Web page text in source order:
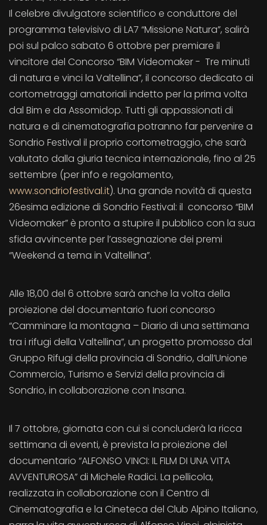
Il celebre divulgatore scientifico e conduttore del
programma televisivo di LA7 “Missione Natura”, salirà
poi sul palco sabato 6 ottobre per premiare il
vincitore del Concorso “BIM Videomaker - Tre minuti
di natura e vinci la Valtellina”, il concorso dedicato ai
cortometraggi amatoriali indetto per la prima volta
dal Bim e da Assomidop. Tutti gli appassionati di
natura e di cinematografia potranno far pervenire a
Sondrio Festival il proprio cortometraggio, che sarà
valutato dalla giuria tecnica internazionale, fino al 25
settembre (per info e regolamento,
www.sondriofestival.it). Una grande novità di questa
26esima edizione di Sondrio Festival: il concorso “BIM
Videomaker” è pronto a stupire il pubblico con la sua
sfida avvincente per l’assegnazione dei premi
“Weekend a tema in Valtellina”.
Alle 18,00 del 6 ottobre sarà anche la volta della
proiezione del documentario fuori concorso
“Camminare la montagna – Diario di una settimana
tra i rifugi della Valtellina”, un progetto promosso dal
Gruppo Rifugi della provincia di Sondrio, dall’Unione
Commercio, Turismo e Servizi della provincia di
Sondrio, in collaborazione con Insana.
Il 7 ottobre, giornata con cui si concluderà la ricca
settimana di eventi, è prevista la proiezione del
documentario “ALFONSO VINCI: IL FILM DI UNA VITA
AVVENTUROSA” di Michele Radici. La pellicola,
realizzata in collaborazione con il Centro di
Cinematografia e la Cineteca del Club Alpino Italiano,